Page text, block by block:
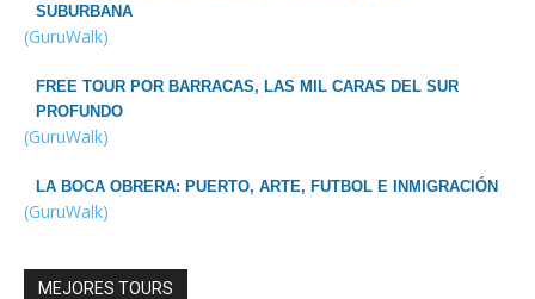
SUBURBANA
(GuruWalk)
FREE TOUR POR BARRACAS, LAS MIL CARAS DEL SUR
PROFUNDO
(GuruWalk)
LA BOCA OBRERA: PUERTO, ARTE, FUTBOL E INMIGRACIÓN
(GuruWalk)
MEJORES TOURS